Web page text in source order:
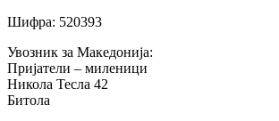
Шифра: 520393
Увозник за Македонија:
Пријатели – миленици
Никола Тесла 42
Битола